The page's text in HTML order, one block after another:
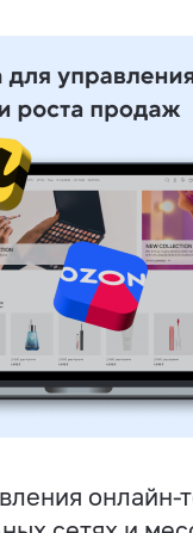
онлайн-